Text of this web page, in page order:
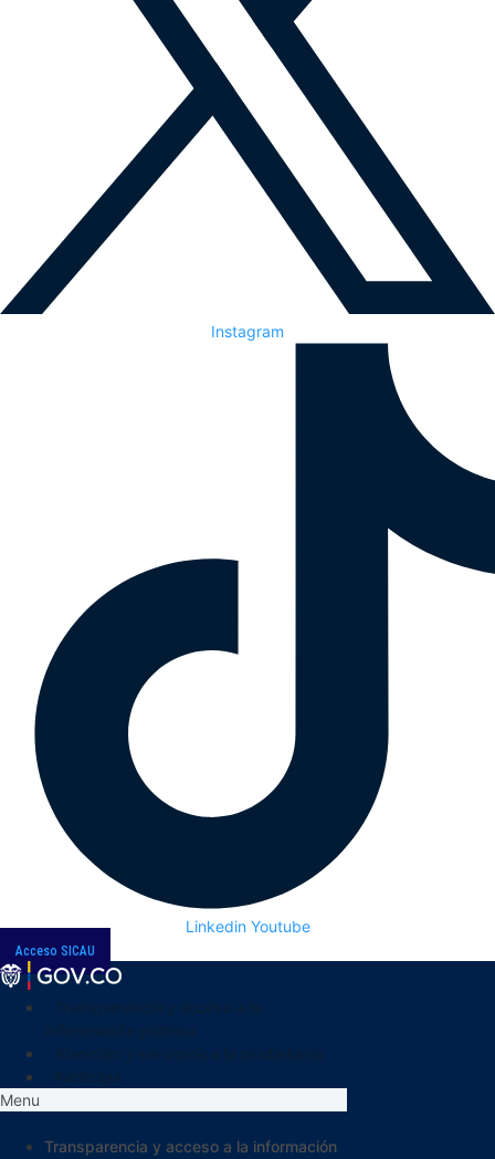
Instagram
Linkedin Youtube
Acceso SICAU
Menu
Transparencia y acceso a la información